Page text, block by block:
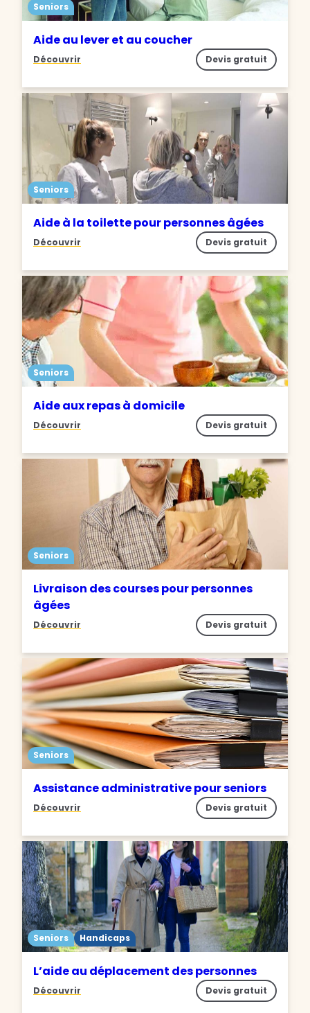
Seniors
Aide au lever et au coucher
Découvrir Devis gratuit
Seniors
Aide à la toilette pour personnes âgées
Découvrir Devis gratuit
Seniors
Aide aux repas à domicile
Découvrir Devis gratuit
Seniors
Livraison des courses pour personnes
âgées
Découvrir Devis gratuit
Seniors
Assistance administrative pour seniors
Découvrir Devis gratuit
Seniors Handicaps
L’aide au déplacement des personnes
Découvrir Devis gratuit